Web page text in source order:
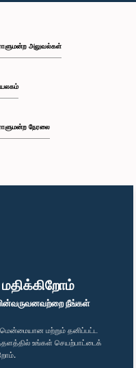
நீங்கள்
மென்மையான மற்றும் தனிப்பட்ட
உங்கள் செயற்பாட்டைக்
அலுவல்கள்
நேரலை